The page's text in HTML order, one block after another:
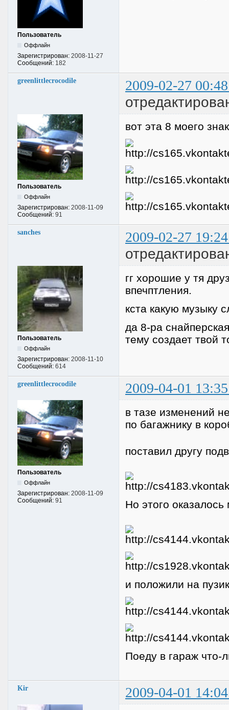
Пользователь
Оффлайн
Зарегистрирован: 2008-11-27
Сообщений: 182
greenlittlecrocodile 2009-02-27
Пользователь
Оффлайн
Зарегистрирован: 2008-11-09
Сообщений: 91
вот эта 8 моего
sanches 2009-02-27
Пользователь
Оффлайн
Зарегистрирован: 2008-11-10
Сообщений: 614
гг хорошие у тя
впечптления.
кста какую музыку
да 8-ра
тему создает твой
greenlittlecrocodile 2009-04-01
Пользователь
Оффлайн
Зарегистрирован: 2008-11-09
Сообщений: 91
в тазе изменений
по багажнику в
поставил другу
Но этого
и положили на
Поеду в гараж что-
Kir 2009-04-01